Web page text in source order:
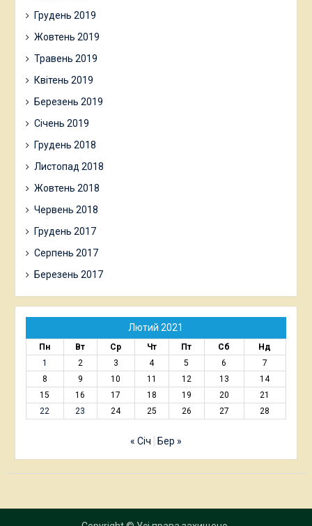
Грудень 2019
Жовтень 2019
Травень 2019
Квітень 2019
Березень 2019
Січень 2019
Грудень 2018
Листопад 2018
Жовтень 2018
Червень 2018
Грудень 2017
Серпень 2017
Березень 2017
Лютий 2021
Пн Вт Ср Чт Пт Сб
Нд
1
2 3 4 5 6
7
8
9 10 11 12 13
14
15
16 17 18 19 20
21
22
23 24 25 26 27 28
« Січ Бер »